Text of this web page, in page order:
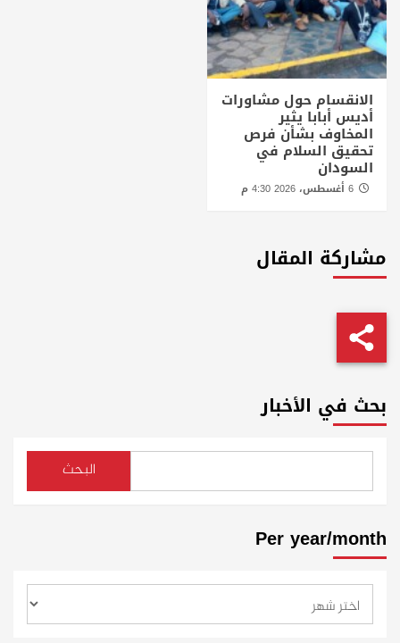
الانقسام حول مشاورات
أديس أبابا يثير
المخاوف بشأن فرص
تحقيق السلام في
السودان
مشاركة المقال
بحث في الأخبار
البحث
Per year/month